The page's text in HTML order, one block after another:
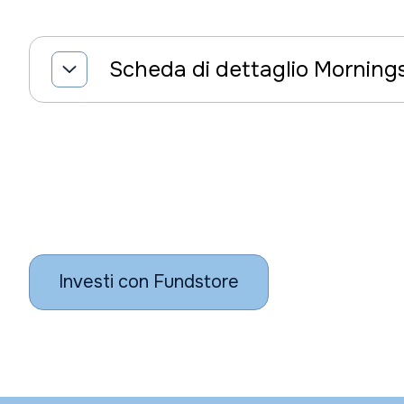
Scheda di dettaglio
Investi con Fundstore